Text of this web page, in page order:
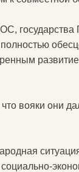
вояки они